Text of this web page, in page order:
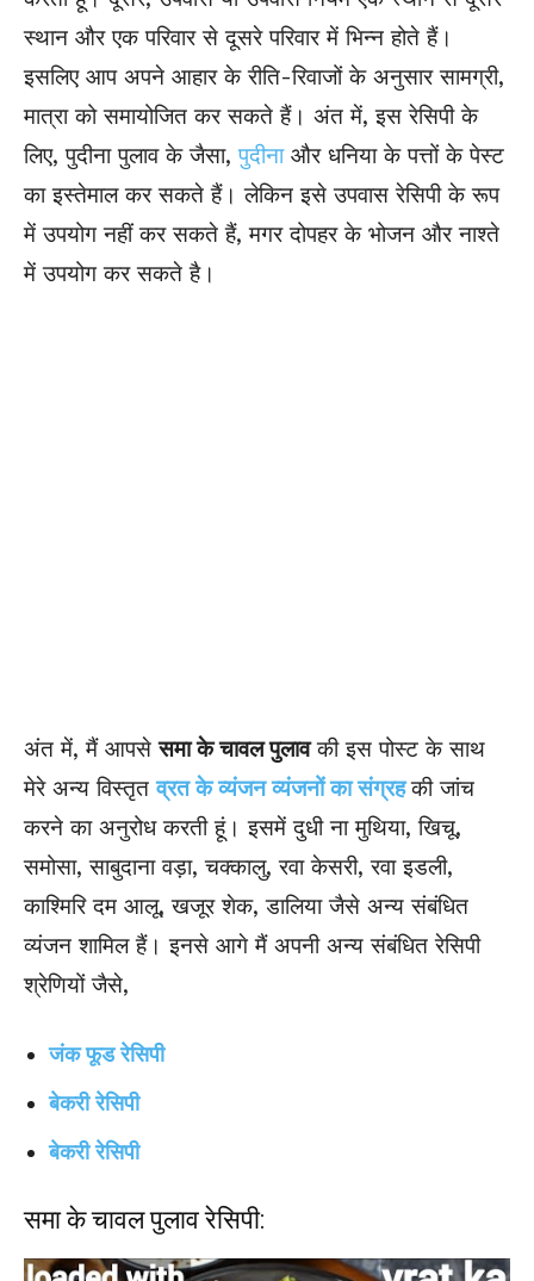
स्थान और एक परिवार से दूसरे परिवार में भिन्न होते हैं।
इसलिए आप अपने आहार के रीति-रिवाजों के अनुसार सामग्री,
मात्रा को समायोजित कर सकते हैं। अंत में, इस रेसिपी के
लिए, पुदीना पुलाव के जैसा,पुदीनाऔर धनिया के पत्तों के पेस्ट
का इस्तेमाल कर सकते हैं। लेकिन इसे उपवास रेसिपी के रूप
में उपयोग नहीं कर सकते हैं, मगर दोपहर के भोजन और नाश्ते
में उपयोग कर सकते है।
अंत में, मैं आपसेसमा के चावल पुलावकी इस पोस्ट के साथ
मेरे अन्य विस्तृतव्रत के व्यंजन व्यंजनों का संग्रहकी जांच
करने का अनुरोध करती हूं। इसमें दुधी ना मुथिया, खिचू,
समोसा, साबुदाना वड़ा, चक्कालु, रवा केसरी, रवा इडली,
काश्मिरि दम आलू, खजूर शेक, डालिया जैसे अन्य संबंधित
व्यंजन शामिल हैं। इनसे आगे मैं अपनी अन्य संबंधित रेसिपी
श्रेणियों जैसे,
जंक फूड रेसिपी
बेकरी रेसिपी
बेकरी रेसिपी
समा के चावल पुलाव रेसिपी: